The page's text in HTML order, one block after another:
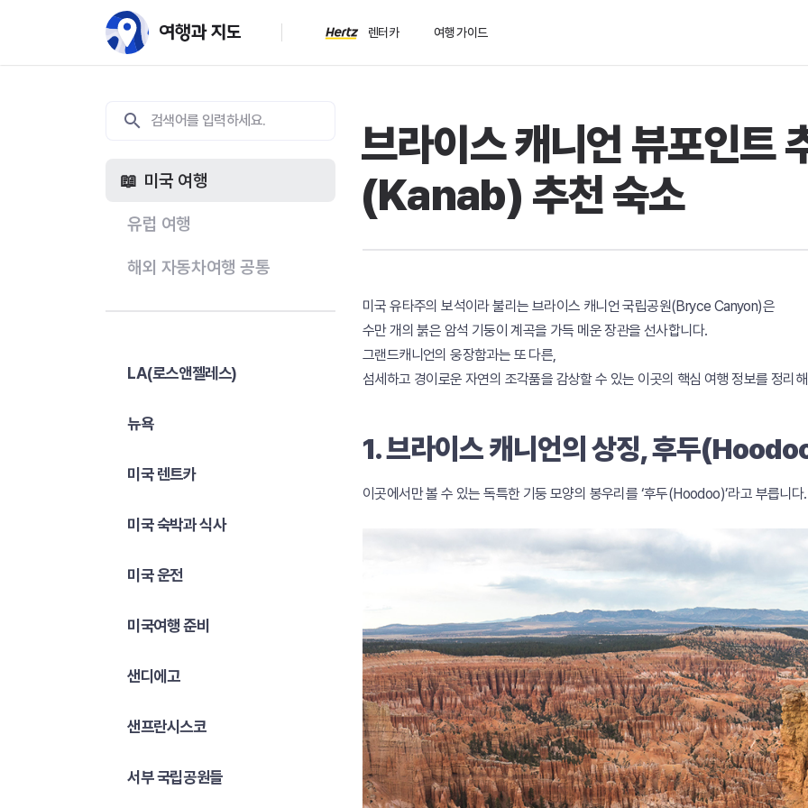
렌터카 여행 가이드
미국 여행
유럽 여행
해외 자동차여행 공통
LA(로스앤젤레스)
뉴욕
미국 렌트카
미국 숙박과 식사
미국 운전
미국여행 준비
샌디에고
샌프란시스코
서부 국립공원들
브라이스 캐니언 뷰포인트
(Kanab) 추천 숙소
미국 유타주의 보석이라 불리는 브라이스 캐니언 국립공원(Bryce Canyon)은
수만 개의 붉은 암석 기둥이 계곡을 가득 메운 장관을 선사합니다.
그랜드캐니언의 웅장함과는 또 다른,
섬세하고 경이로운 자연의 조각품을 감상할 수 있는 이곳의 핵심 여행 정보를 정리
1. 브라이스 캐니언의 상징, 후두
이곳에서만 볼 수 있는 독특한 기둥 모양의 봉우리를 ‘후두(Hoodoo)’라고 부릅니다.